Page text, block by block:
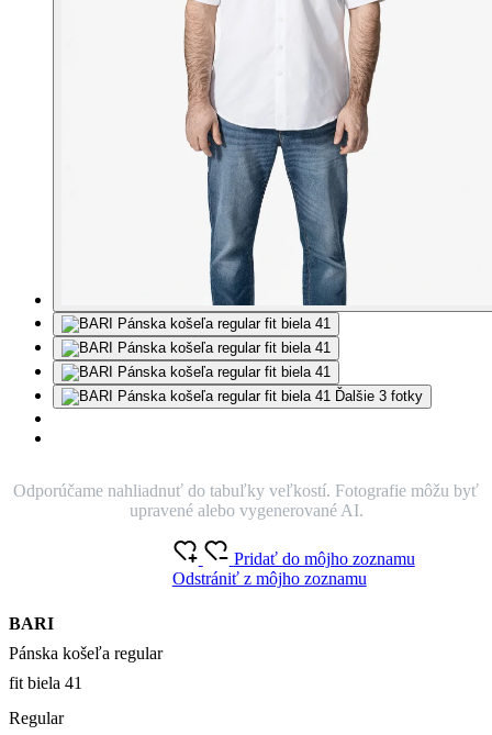
Ďalšie 3 fotky
Odporúčame nahliadnuť do tabuľky veľkostí. Fotografie môžu byť
upravené alebo vygenerované AI.
BARI
Pánska košeľa regular
fit biela 41
Pridať do môjho zoznamu
Odstrániť z môjho zoznamu
Regular